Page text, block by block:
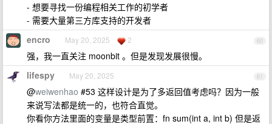
- 想要寻找一份编程相关工作的初学者
- 需要大量第三方库支持的开发者
60
encro May 20, 2025 2
强，我一直关注 moonbit 。但是发现发展很慢。
61
lifespy May 20, 2025
@weiwenhao #53 这样设计是为了多返回值考虑吗？因为一般
来说写法都是统一的，也符合直觉。
你看你方法里面的变量是类型前置：fn sum(int a, int b) 但是返